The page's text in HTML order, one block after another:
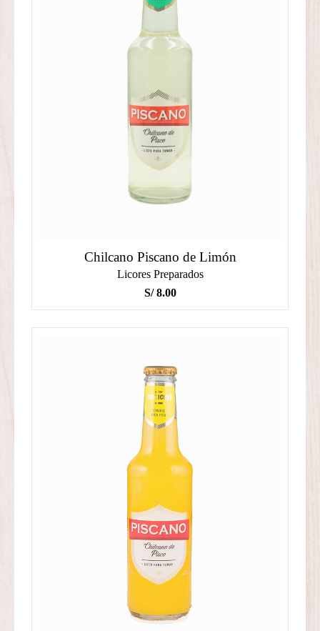
Chilcano Piscano de Limón
Licores Preparados
S/8.00